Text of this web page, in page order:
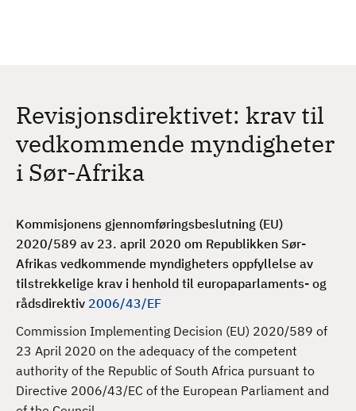
Revisjonsdirektivet: krav til
vedkommende myndigheter
i Sør-Afrika
Kommisjonens gjennomføringsbeslutning (EU)
2020/589 av 23. april 2020 om Republikken Sør-
Afrikas vedkommende myndigheters oppfyllelse av
tilstrekkelige krav i henhold til europaparlaments- og
rådsdirektiv 2006/43/EF
Commission Implementing Decision (EU) 2020/589 of
23 April 2020 on the adequacy of the competent
authority of the Republic of South Africa pursuant to
Directive 2006/43/EC of the European Parliament and